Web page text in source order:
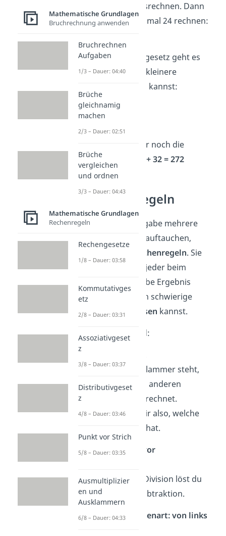
Klammer zuerst ausrechnen. Dann
müsstest du aber 8 mal 24 rechnen:
Mit dem Distributivgesetz geht es
leichter, weil du dir kleinere
Teilaufgaben bauen kannst:
8 · 20 =160
Jetzt addierst du nur noch die
Teilergebnisse:
240 + 32 = 272
Die Rechenregeln
Sobald in einer Aufgabe mehrere
Grundrechenarten auftauchen,
Rechenregeln. Sie
sorgen dafür, dass jeder beim
Rechnen auf dasselbe Ergebnis
kommt und du auch schwierige
Aufgabensicher lösen kannst.
Die drei Regeln sind:
1. Klammern zuerst
Alles, was in einer Klammer steht,
wird immer vor den anderen
Rechenschritten gerechnet.
Klammern zeigen dir also, welche
Rechnung Vorrang hat.
2. Punktrechnung vor
Multiplikation und Division löst du
vor Addition und Subtraktion.
3. Bei gleicher Rechenart: von links
Mathematische Grundlagen
Bruchrechnung anwenden
Bruchrechnen
Aufgaben
1/3 – Dauer: 04:40
Brüche
gleichnamig
machen
2/3 – Dauer: 02:51
Brüche
vergleichen
und ordnen
3/3 – Dauer: 04:43
Mathematische Grundlagen
Rechenregeln
Rechengesetze
1/8 – Dauer: 03:58
Kommutativges
etz
2/8 – Dauer: 03:31
Assoziativgeset
z
3/8 – Dauer: 03:37
Distributivgeset
z
4/8 – Dauer: 03:46
Punkt vor Strich
5/8 – Dauer: 03:35
Ausmultiplizier
en und
Ausklammern
6/8 – Dauer: 04:33